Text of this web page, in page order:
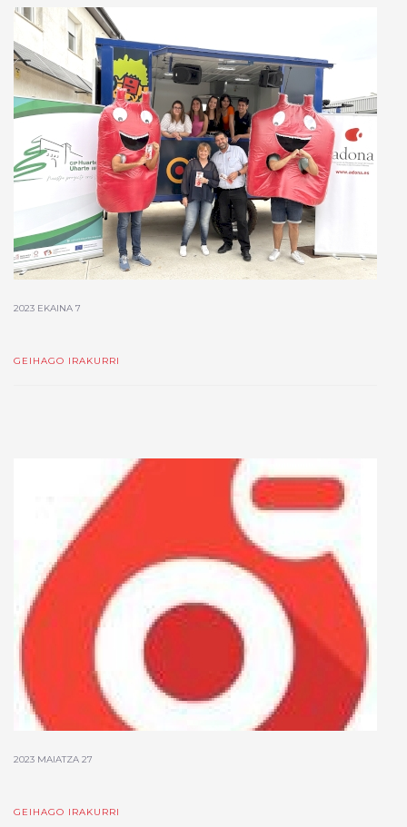
2023 EKAINA 7
GEIHAGO IRAKURRI
2023 MAIATZA 27
GEIHAGO IRAKURRI